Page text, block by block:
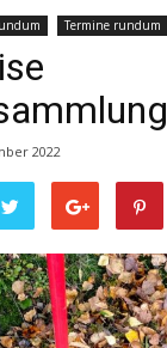
Termine rundum
2022